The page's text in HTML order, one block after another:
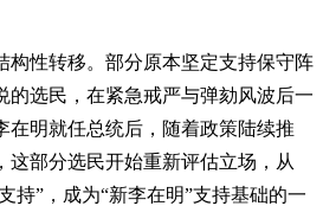
构性转移。部分原本坚定支持保守阵
的选民，在紧急戒严与弹劾风波后一
在明就任总统后，随着政策陆续推
这部分选民开始重新评估立场，从
持”，成为“新李在明”支持基础的一